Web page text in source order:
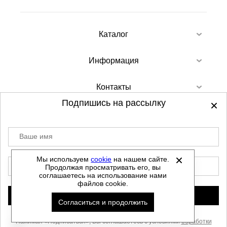
Каталог
Информация
Контакты
©2012-2026 - Sellgroup.ru - все права
защищены.
Данный сайт не является интернет магазином и
не является публичной офертой.
Политика обработки персональных данных
Автоматизировано -
Мы используемcookie на нашем сайте.
Продолжая просматривать его, вы
соглашаетесь на использование нами
файлов cookie.
Согласиться и продолжить
Подпишись на рассылку
Ваше имя
Нажимая «Подписаться», Вы соглашаетесь с условиямиобработки